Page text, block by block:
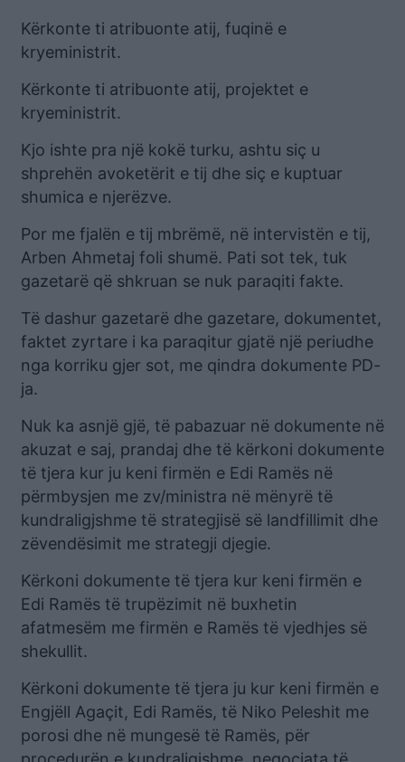
Kërkonte ti atribuonte atij, fuqinë e
kryeministrit.
Kërkonte ti atribuonte atij, projektet e
kryeministrit.
Kjo ishte pra një kokë turku, ashtu siç u
shprehën avoketërit e tij dhe siç e kuptuar
shumica e njerëzve.
Por me fjalën e tij mbrëmë, në intervistën e tij,
Arben Ahmetaj foli shumë. Pati sot tek, tuk
gazetarë që shkruan se nuk paraqiti fakte.
Të dashur gazetarë dhe gazetare, dokumentet,
faktet zyrtare i ka paraqitur gjatë një periudhe
nga korriku gjer sot, me qindra dokumente PD-
ja.
Nuk ka asnjë gjë, të pabazuar në dokumente në
akuzat e saj, prandaj dhe të kërkoni dokumente
të tjera kur ju keni firmën e Edi Ramës në
përmbysjen me zv/ministra në mënyrë të
kundraligjshme të strategjisë së landfillimit dhe
zëvendësimit me strategji djegie.
Kërkoni dokumente të tjera kur keni firmën e
Edi Ramës të trupëzimit në buxhetin
afatmesëm me firmën e Ramës të vjedhjes së
shekullit.
Kërkoni dokumente të tjera ju kur keni firmën e
Engjëll Agaçit, Edi Ramës, të Niko Peleshit me
porosi dhe në mungesë të Ramës, për